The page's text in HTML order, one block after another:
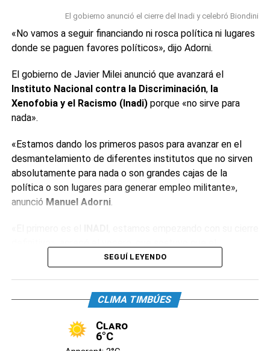
Semana Santa, cuando la prohibición religiosa decaía.
0 0
El gobierno anunció el cierre del Inadi y celebró Biondini
«No vamos a seguir financiando ni rosca política ni lugares
donde se paguen favores políticos», dijo Adorni.
El gobierno de Javier Milei anunció que avanzará el
Instituto Nacional contra la Discriminación, la
Xenofobia y el Racismo (Inadi)porque «no sirve para
nada».
«Estamos dando los primeros pasos para avanzar en el
desmantelamiento de diferentes institutos que no sirven
absolutamente para nada o son grandes cajas de la
política o son lugares para generar empleo militante»,
anunció Manuel Adorni.
organismo «tiene alrededor de 400 empleados y decenas
idoneidad», reconoció.
El dirigente neonazi Alejandro Biondini
«La primera medida con la que estoy de acuerdo. Hasta
SEGUÍ LEYENDO
CLIMA TIMBÚES
Claro
6°C